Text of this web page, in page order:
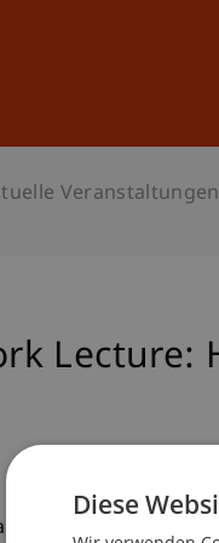
Veranstaltungen
Lecture:
J. Menichetti
Diese